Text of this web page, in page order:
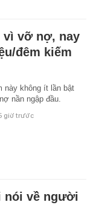
vì vỡ nợ, nay
đêm kiếm
này không ít lần bật
nần ngập đầu.
giờ trước
nói về người